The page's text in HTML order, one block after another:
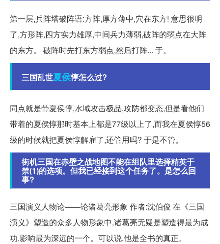
第一层,兵阵塔破阵语:方阵,厚方薄中,穴在东方! 意思很明
了,方形阵,四方实力雄厚,中间兵力薄弱,破阵的弱点在大阵
的东方。 破阵时先打东方弱点,然后打阵... 于。
三国乱世夏侯惇怎么过?
同点就是带夏侯惇,水域攻击极品,攻防都变态,但是看他们
带着的夏侯惇那时基本上都是77级以上了,而我在夏侯惇56
级的时候就把夏侯惇解雇了,还管用吗? 于是不管。
街机三国在赤壁之战地图不能在组队里选择精英于
禁(1)的选项。但我已经接到这个任务了。是怎么回
事?
三国演义人物论——论诸葛亮形象 作者:沈伯俊 在《三国
演义》塑造的众多人物形象中,诸葛亮无疑是塑造得最为成
功,影响最为深远的一个。可以说,他是全书的真正。